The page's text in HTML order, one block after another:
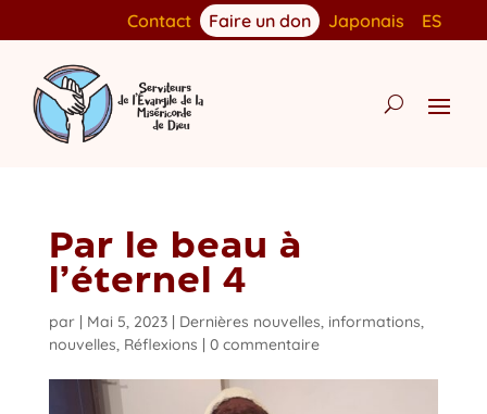
Contact Faire un don Japonais ES
Par le beau à
l’éternel 4
par Mai 5, 2023| Dernières nouvelles, informations,
nouvelles, Réflexions 0 commentaire